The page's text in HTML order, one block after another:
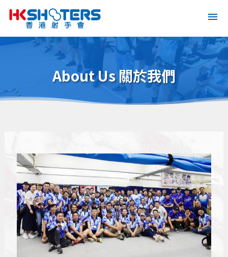
About Us 關於我們